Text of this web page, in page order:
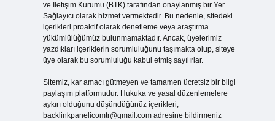
ve İletişim Kurumu (BTK) tarafından onaylanmış bir Yer
Sağlayıcı olarak hizmet vermektedir. Bu nedenle, sitedeki
içerikleri proaktif olarak denetleme veya araştırma
yükümlülüğümüz bulunmamaktadır. Ancak, üyelerimiz
yazdıkları içeriklerin sorumluluğunu taşımakta olup, siteye
üye olarak bu sorumluluğu kabul etmiş sayılırlar.
Sitemiz, kar amacı gütmeyen ve tamamen ücretsiz bir bilgi
paylaşım platformudur. Hukuka ve yasal düzenlemelere
aykırı olduğunu düşündüğünüz içerikleri,
backlinkpanelicomtr@gmail.comadresine bildirmeniz